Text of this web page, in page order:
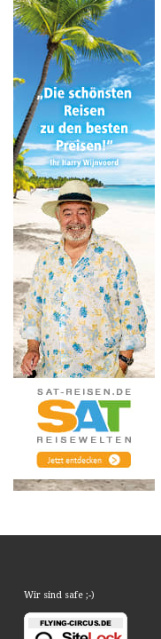
Wir sind safe ;-)